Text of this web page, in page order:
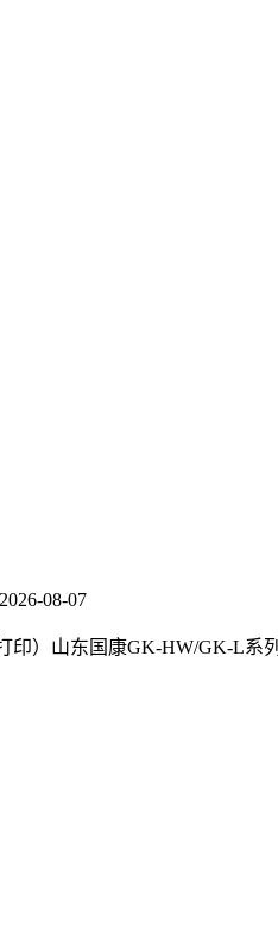
2026-08-07
）山东国康GK‑HW/GK‑L